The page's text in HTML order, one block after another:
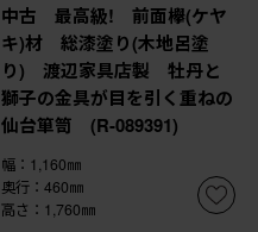
中古 最高級! 前面欅(ケヤ
キ)材 総漆塗り(木地呂塗
り) 渡辺家具店製 牡丹と
獅子の金具が目を引く重ねの
仙台箪笥 (R-089391)
幅：1,160㎜
奥行：460㎜
高さ：1,760㎜